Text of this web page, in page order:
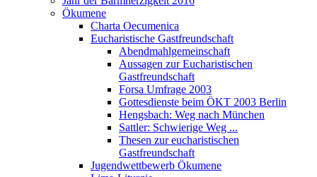
Ökumene
Charta Oecumenica
Eucharistische Gastfreundschaft
Abendmahlgemeinschaft
Aussagen zur Eucharistischen
Gastfreundschaft
Forsa Umfrage 2003
Gottesdienste beim ÖKT 2003 Berlin
Hengsbach: Weg nach München
Sattler: Schwierige Weg ...
Thesen zur eucharistischen
Gastfreundschaft
Jugendwettbewerb Ökumene